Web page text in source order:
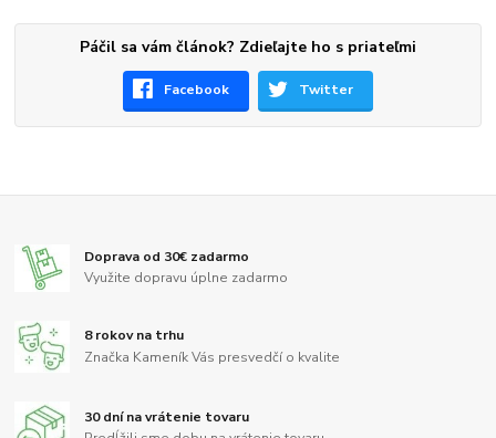
Páčil sa vám článok? Zdieľajte ho s priateľmi
Facebook Twitter
Doprava od 30€ zadarmo
Využite dopravu úplne zadarmo
8 rokov na trhu
Značka Kameník Vás presvedčí o kvalite
30 dní na vrátenie tovaru